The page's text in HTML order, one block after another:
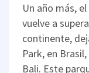
Un año más,
vuelve a
continente,
Park, en
Bali. Este